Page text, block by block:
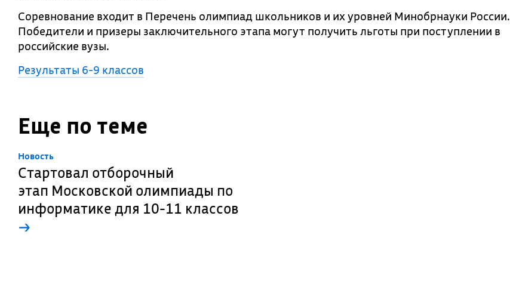
Соревнование входит в Перечень олимпиад школьников и их уровней Минобрнауки России.
Победители и призеры заключительного этапа могут получить льготы при поступлении в
российские вузы.
Результаты 6-9 классов
Еще по теме
Новость
Стартовал отборочный
этап Московской олимпиады по
информатике для 10-11 классов
→